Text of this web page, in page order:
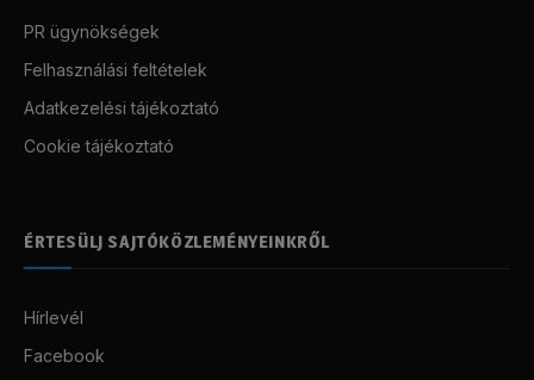
PR ügynökségek
Felhasználási feltételek
Adatkezelési tájékoztató
Cookie tájékoztató
ÉRTESÜLJ SAJTÓKÖZLEMÉNYEINKRŐL
Hírlevél
Facebook